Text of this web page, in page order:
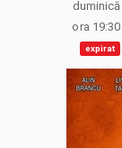
duminică
ora 19:30
expirat